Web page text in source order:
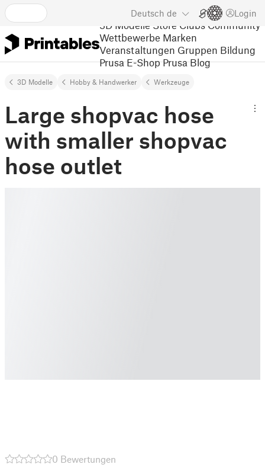
Deutsch de Login
3D Modelle Store Clubs Community
Wettbewerbe Marken
Veranstaltungen Gruppen Bildung
Prusa E-Shop Prusa Blog
3D Modelle Hobby & Handwerker Werkzeuge
Large shopvac hose
with smaller shopvac
hose outlet
0 Bewertungen